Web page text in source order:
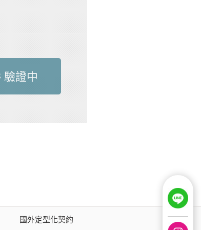
驗證中
國外定型化契約